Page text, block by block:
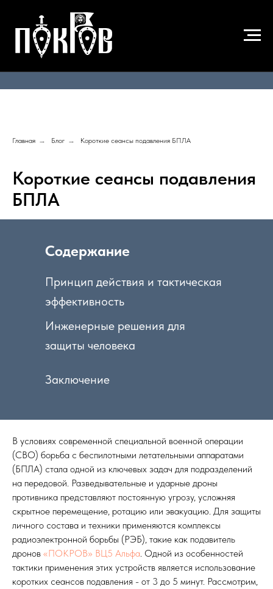
ПН-ПТ с 09-00 до 18-00
Написать в Telegram
8 (905) 519-71-01
Главная → Блог → Короткие сеансы подавления БПЛА
Короткие сеансы подавления
БПЛА
Заключение
Инженерные решения для
защиты человека
Принцип действия и тактическая
эффективность
Содержание
В условиях современной специальной военной операции
(СВО) борьба с беспилотными летательными аппаратами
(БПЛА) стала одной из ключевых задач для подразделений
на передовой. Разведывательные и ударные дроны
противника представляют постоянную угрозу, усложняя
скрытное перемещение, ротацию или эвакуацию. Для защиты
личного состава и техники применяются комплексы
радиоэлектронной борьбы (РЭБ), такие как подавитель
дронов «ПОКРОВ» ВЦ5 Альфа. Одной из особенностей
тактики применения этих устройств является использование
коротких сеансов подавления - от 3 до 5 минут. Рассмотрим,